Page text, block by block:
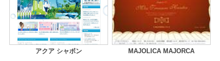
アクア シャボン MAJOLICA MAJORCA